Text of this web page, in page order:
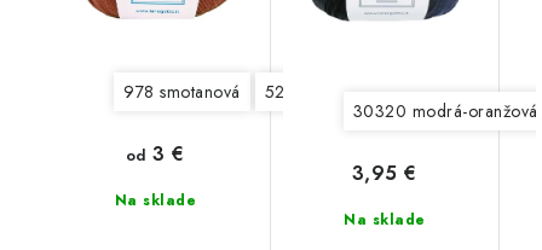
978 smotanová 5240 magenta 5281 veľmi svetlá
Na sklade
od 3 €
30320 modrá-
Na sklade
3,95 €